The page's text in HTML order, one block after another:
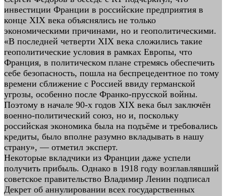
инвестиции Франции в российские предприятия в
конце XIX века объяснялись не только
экономическими причинами, но и геополитическими.
«В последней четверти XIX века сложились такие
геополитические условия в рамках Европы, что
Франция, в политическом плане стремясь обеспечить
себе безопасность, пошла на беспрецедентное по тому
времени сближение с Россией ввиду германской
угрозы, особенно после Франко-прусской войны.
Поэтому в начале 90-х годов XIX века был заключён
военно-политический союз, но и, поскольку
российская экономика была на подъёме и требовались
кредиты, было вполне разумно вкладывать в нашу
страну», — отметил эксперт.
Некоторые вкладчики из Франции даже успели
получить прибыль. Однако в 1918 году возглавлявший
советское правительство Владимир Ленин подписал
Декрет об аннулировании всех государственных